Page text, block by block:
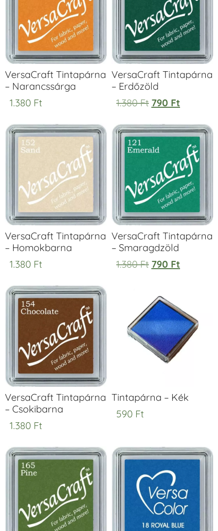
VersaCraft Tintapárna
– Narancssárga
1.380 Ft
VersaCraft Tintapárna
– Erdőzöld
1.380Ft 790 Ft
VersaCraft Tintapárna
– Homokbarna
1.380 Ft
VersaCraft Tintapárna
– Smaragdzöld
1.380Ft 790 Ft
VersaCraft Tintapárna
– Csokibarna
1.380 Ft
Tintapárna – Kék
590 Ft